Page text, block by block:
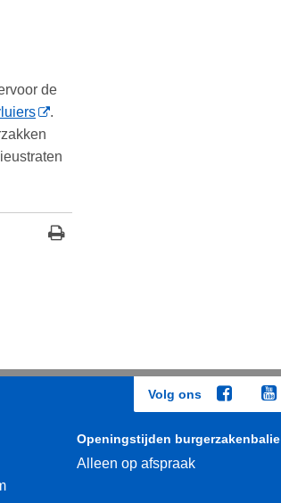
de
.
Volg ons
Openingstijden burgerzakenbalie
Alleen op afspraak